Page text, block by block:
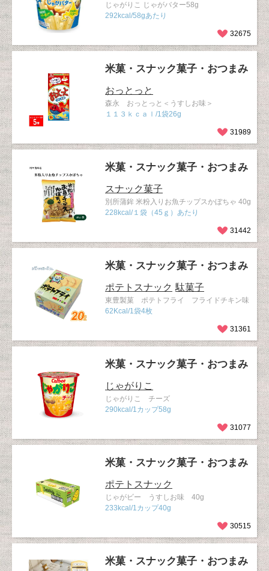
じゃがりこ じゃがバター58g
292kcal/58gあたり
32675
米菓・スナック菓子・おつまみ
おっとっと
森永 おっとっと＜うすしお味＞
１１３ｋｃａｌ/1袋26g
31989
米菓・スナック菓子・おつまみ
スナック菓子
別所蒲鉾 米粉入りお魚チップスかぼちゃ 40g
228kcal/１袋（45ｇ）あたり
31442
米菓・スナック菓子・おつまみ
ポテトスナック 駄菓子
東豊製菓 ポテトフライ フライドチキン味
62Kcal/1袋4枚
31361
米菓・スナック菓子・おつまみ
じゃがりこ
じゃがりこ チーズ
290kcal/1カップ58g
31077
米菓・スナック菓子・おつまみ
ポテトスナック
じゃがビー うすしお味 40g
233kcal/1カップ40g
30515
米菓・スナック菓子・おつまみ